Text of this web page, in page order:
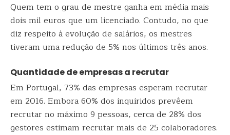
Quem tem o grau de mestre ganha em média mais
dois mil euros que um licenciado. Contudo, no que
diz respeito à evolução de salários, os mestres
tiveram uma redução de 5% nos últimos três anos.
Quantidade de empresas a recrutar
Em Portugal, 73% das empresas esperam recrutar
em 2016. Embora 60% dos inquiridos prevêem
recrutar no máximo 9 pessoas, cerca de 28% dos
gestores estimam recrutar mais de 25 colaboradores.